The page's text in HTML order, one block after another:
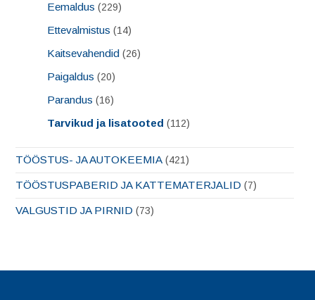
Eemaldus (229)
Ettevalmistus (14)
Kaitsevahendid (26)
Paigaldus (20)
Parandus (16)
Tarvikud ja lisatooted (112)
TÖÖSTUS- JA AUTOKEEMIA (421)
TÖÖSTUSPABERID JA KATTEMATERJALID (7)
VALGUSTID JA PIRNID (73)